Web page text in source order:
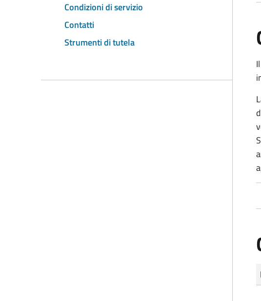
Condizioni di servizio
Contatti
Strumenti di tutela